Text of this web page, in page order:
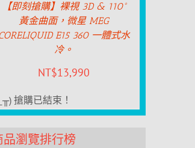
【即刻搶購】裸視 3D & 110°
黃金曲面，微星 MEG
E15 360 一體式水
冷。
NT$13,990
搶購已結束！
品瀏覽排行榜